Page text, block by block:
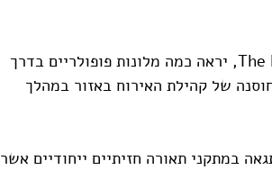
האירוע הראשון מסוגו, שהושק על ידי The Hotel Show Dubai, יראה כמה מלונות פופולריים בדרך
של קהילת האירוח באזור במהלך
במתקני תאורה חזיתיים ייחודיים אשר